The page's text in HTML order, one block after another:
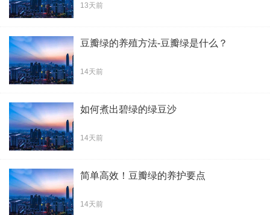
13天前
豆瓣绿的养殖方法-豆瓣绿是什么？
14天前
如何煮出碧绿的绿豆沙
14天前
简单高效！豆瓣绿的养护要点
14天前